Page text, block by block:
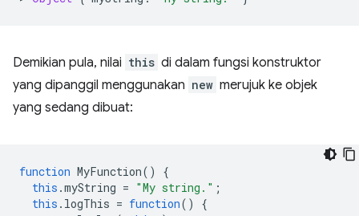
Demikian pula, nilai this di dalam fungsi konstruktor
yang dipanggil menggunakan new merujuk ke objek
yang sedang dibuat:
function MyFunction()
{
this .myString = "My string." ;
this . logThis = function()
{